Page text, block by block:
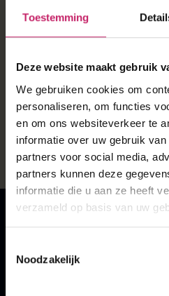
Toestemming
Deze website maakt gebruik
We gebruiken cookies om
personaliseren, om functies
en om ons websiteverkeer te
informatie over uw gebruik
partners voor social media,
partners kunnen deze
informatie die u aan ze heeft
verzameld op basis van uw
Noodzakelijk
38 JAAR, EEN
AAN
Met ons fantastische team
we al 38 jaar de Diepe Hel
de Sallandse Heuvelrug.
Meer over ons